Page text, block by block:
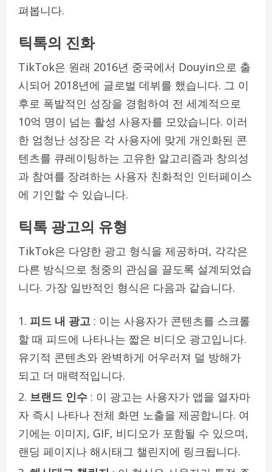
펴봅니다.
틱톡의 진화
TikTok은 원래 2016년 중국에서 Douyin으로 출
시되어 2018년에 글로벌 데뷔를 했습니다. 그 이
후로 폭발적인 성장을 경험하여 전 세계적으로
10억 명이 넘는 활성 사용자를 모았습니다. 이러
한 엄청난 성장은 각 사용자에 맞게 개인화된 콘
텐츠를 큐레이팅하는 고유한 알고리즘과 창의성
과 참여를 장려하는 사용자 친화적인 인터페이스
에 기인할 수 있습니다.
틱톡 광고의 유형
TikTok은 다양한 광고 형식을 제공하며, 각각은
다른 방식으로 청중의 관심을 끌도록 설계되었습
니다. 가장 일반적인 형식은 다음과 같습니다.
피드 내 광고 : 이는 사용자가 콘텐츠를 스크롤
할 때 피드에 나타나는 짧은 비디오 광고입니다.
유기적 콘텐츠와 완벽하게 어우러져 덜 방해가
되고 더 매력적입니다.
브랜드 인수 : 이 광고는 사용자가 앱을 열자마
자 즉시 나타나 전체 화면 노출을 제공합니다. 여
기에는 이미지, GIF, 비디오가 포함될 수 있으며,
랜딩 페이지나 해시태그 챌린지에 링크됩니다.